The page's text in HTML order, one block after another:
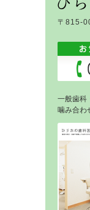
〒815-
一般歯科
噛み合わ